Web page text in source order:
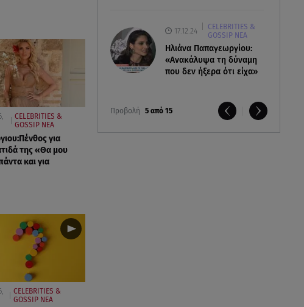
17.12.24
CELEBRITIES &
GOSSIP ΝΕΑ
Ηλιάνα Παπαγεωργίου:
«Ανακάλυψα τη δύναμη
που δεν ήξερα ότι είχα»
Προβολή 5 από 15
CELEBRITIES &
GOSSIP ΝΕΑ
για
της «Θα μου
και για
CELEBRITIES &
GOSSIP ΝΕΑ